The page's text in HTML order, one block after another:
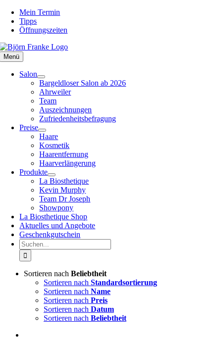
Zum
Inhalt
springen
Mein Termin
Tipps
Öffnungszeiten
Menü
Salon
Bargeldloser Salon ab 2026
Ahrweiler
Team
Auszeichnungen
Zufriedenheitsbefragung
Preise
Haare
Kosmetik
Haarentfernung
Haarverlängerung
Produkte
La Biosthetique
Kevin Murphy
Team Dr Joseph
Showpony
La Biosthetique Shop
Aktuelles und Angebote
Geschenkgutschein
Suche
nach:
Sortieren nach Beliebtheit
Sortieren nach Standardsortierung
Sortieren nach Name
Sortieren nach Preis
Sortieren nach Datum
Sortieren nach Beliebtheit